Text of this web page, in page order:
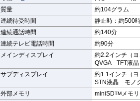
質量
約104グラム
連続待受時間
静止時：約500
連続通話時間
約140分
連続テレビ電話時間
約90分
メインディスプレイ
約2.2インチ（
QVGA TFT液
サブディスプレイ
約1.1インチ（
STN液晶 モノ
外部メモリ
miniSDTM メモ